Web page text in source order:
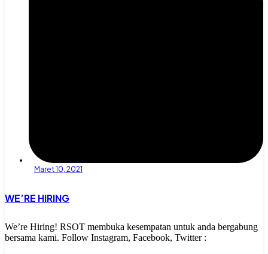
Maret 10, 2021
WE’RE HIRING
We’re Hiring! RSOT membuka kesempatan untuk anda bergabung
bersama kami. Follow Instagram, Facebook, Twitter :